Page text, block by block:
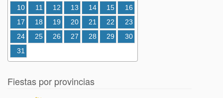
10
11 12 13 14 15
16
17
18 19 20 21 22
23
24
25 26 27 28 29
30
31
Fiestas por provincias